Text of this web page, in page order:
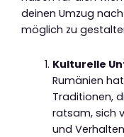
deinen Umzug
möglich zu
Kulturelle
Rumänien
Traditionen,
ratsam, sich
und